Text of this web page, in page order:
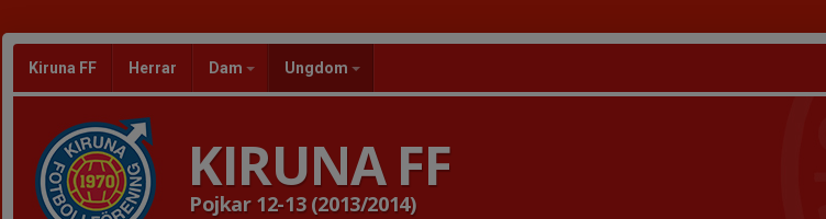
Kiruna FF Herrar Dam Ungdom
KIRUNA FF
Pojkar 12-13 (2013/2014)